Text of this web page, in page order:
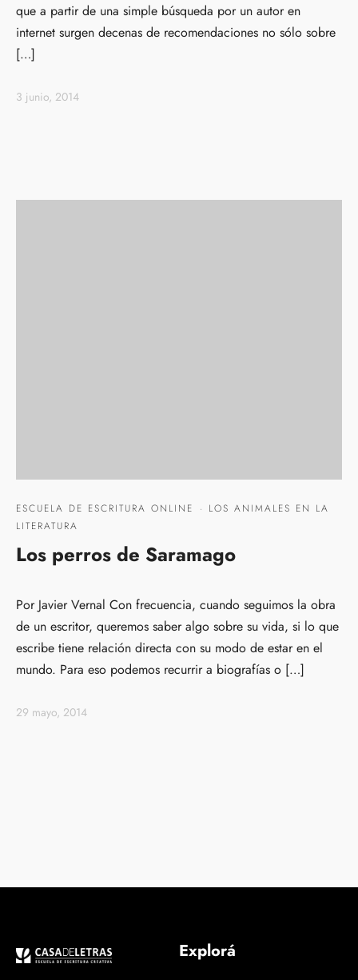
que a partir de una simple búsqueda por un autor en
internet surgen decenas de recomendaciones no sólo sobre
[…]
3 junio, 2014
ESCUELA DE ESCRITURA ONLINE · LOS ANIMALES EN LA
LITERATURA
Los perros de Saramago
Por Javier Vernal Con frecuencia, cuando seguimos la obra
de un escritor, queremos saber algo sobre su vida, si lo que
escribe tiene relación directa con su modo de estar en el
mundo. Para eso podemos recurrir a biografías o […]
29 mayo, 2014
Explorá